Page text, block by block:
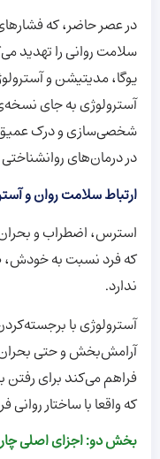
در عصر حاضر، که
سلامت روانی را تهدید
یوگا، مدیتیشن و
آسترولوژی به جای
شخصی‌سازی و درک عمیق
در درمان‌های
ارتباط سلامت روان و
استرس، اضطراب و
که فرد نسبت به
ندارد.
آسترولوژی با
آرامش‌بخش و حتی
فراهم می‌کند برای رفتن
که واقعا با ساختار
بخش دو: اجزای اصلی